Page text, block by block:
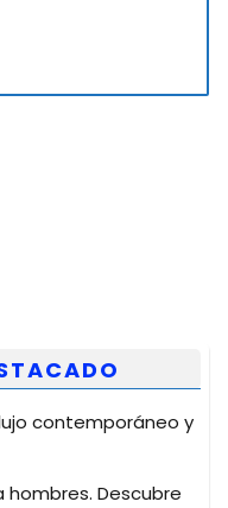
contemporáneo y
Descubre